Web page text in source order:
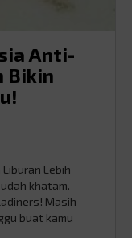
Anti-
Bikin
Liburan Lebih
khatam.
Masih
buat kamu